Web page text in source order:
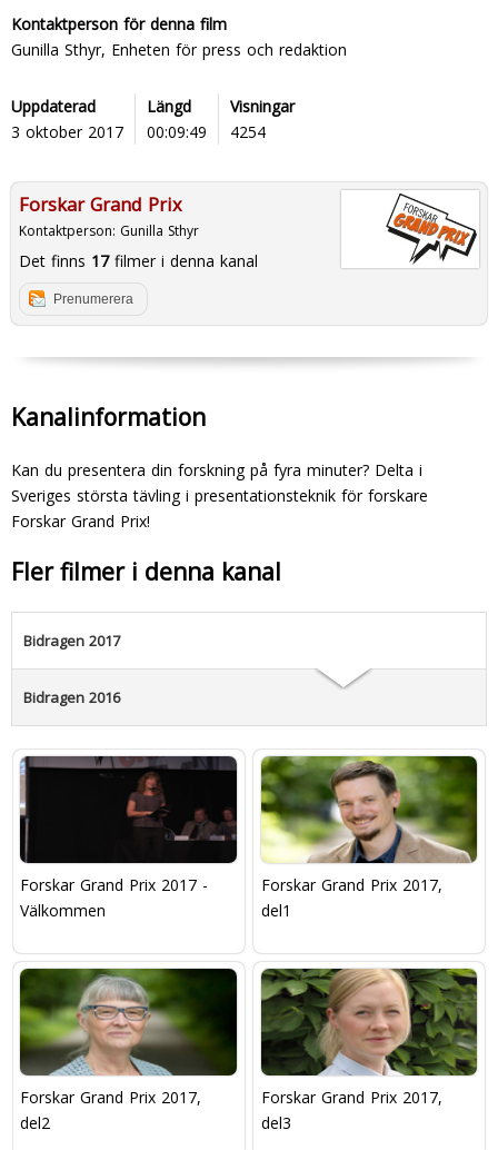
Kontaktperson för denna film
Gunilla Sthyr, Enheten för press och redaktion
Uppdaterad
3 oktober 2017
Längd
00:09:49
Visningar
4254
Forskar Grand Prix
Kontaktperson: Gunilla Sthyr
Det finns 17filmer i denna kanal
Prenumerera
Kanalinformation
Kan du presentera din forskning på fyra minuter? Delta i
Sveriges största tävling i presentationsteknik för forskare 
Forskar Grand Prix!
Fler filmer i denna kanal
Bidragen 2017
Bidragen 2016
Forskar Grand Prix 2017 -
Välkommen
Forskar Grand Prix 2017,
del1
Forskar Grand Prix 2017,
del2
Forskar Grand Prix 2017,
del3